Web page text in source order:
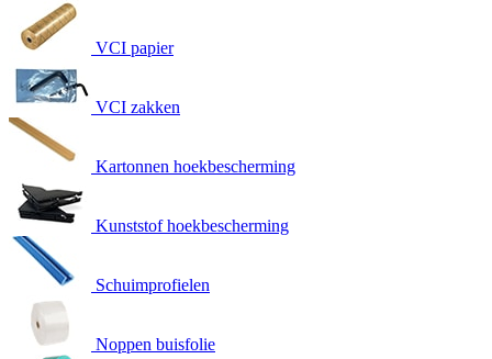
VCI papier
VCI zakken
Kartonnen hoekbescherming
Kunststof hoekbescherming
Schuimprofielen
Noppen buisfolie